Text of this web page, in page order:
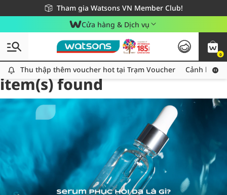
Tham gia Watsons VN Member Club!
Miễn phí giao hàng cho đơn hàng từ 249,000Đ
Giao hàng nhanh 24h - Áp dụng khu vực TP. Hồ Chí Minh
Cửa hàng & Dịch vụ
0
Thu thập thêm voucher hot tại Trạm Voucher
Thu thập thêm voucher hot tại Trạm Voucher Cảnh báo
Tag:serumphuchoida1
item(s) found